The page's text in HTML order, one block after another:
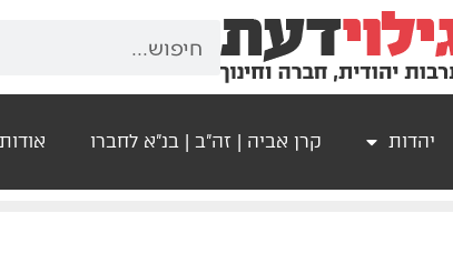
יהדות קרן אביה | זה"ב | בנ"א לחברו אודות